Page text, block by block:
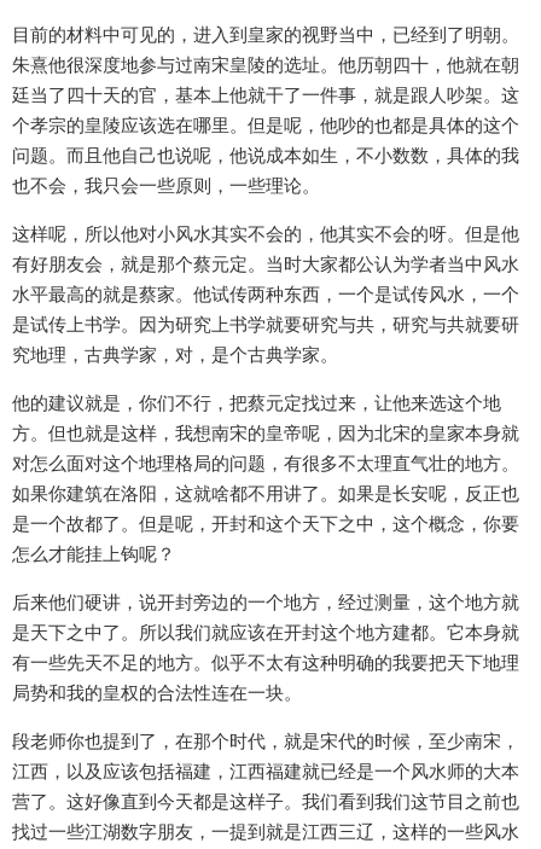
目前的材料中可见的，进入到皇家的视野当中，已经到了明朝。
朱熹他很深度地参与过南宋皇陵的选址。他历朝四十，他就在朝
廷当了四十天的官，基本上他就干了一件事，就是跟人吵架。这
个孝宗的皇陵应该选在哪里。但是呢，他吵的也都是具体的这个
问题。而且他自己也说呢，他说成本如生，不小数数，具体的我
也不会，我只会一些原则，一些理论。
这样呢，所以他对小风水其实不会的，他其实不会的呀。但是他
有好朋友会，就是那个蔡元定。当时大家都公认为学者当中风水
水平最高的就是蔡家。他试传两种东西，一个是试传风水，一个
是试传上书学。因为研究上书学就要研究与共，研究与共就要研
究地理，古典学家，对，是个古典学家。
他的建议就是，你们不行，把蔡元定找过来，让他来选这个地
方。但也就是这样，我想南宋的皇帝呢，因为北宋的皇家本身就
对怎么面对这个地理格局的问题，有很多不太理直气壮的地方。
如果你建筑在洛阳，这就啥都不用讲了。如果是长安呢，反正也
是一个故都了。但是呢，开封和这个天下之中，这个概念，你要
怎么才能挂上钩呢？
后来他们硬讲，说开封旁边的一个地方，经过测量，这个地方就
是天下之中了。所以我们就应该在开封这个地方建都。它本身就
有一些先天不足的地方。似乎不太有这种明确的我要把天下地理
局势和我的皇权的合法性连在一块。
段老师你也提到了，在那个时代，就是宋代的时候，至少南宋，
江西，以及应该包括福建，江西福建就已经是一个风水师的大本
营了。这好像直到今天都是这样子。我们看到我们这节目之前也
找过一些江湖数字朋友，一提到就是江西三辽，这样的一些风水